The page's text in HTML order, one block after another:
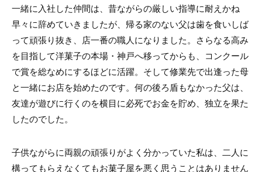
一緒に入社した仲間は、昔ながらの厳しい指導に耐えかね
早々に辞めていきましたが、帰る家のない父は歯を食いしば
って頑張り抜き、店一番の職人になりました。さらなる高み
を目指して洋菓子の本場・神戸へ移ってからも、コンクール
で賞を総なめにするほどに活躍。そして修業先で出逢った母
と一緒にお店を始めたのです。何の後ろ盾もなかった父は、
友達が遊びに行くのを横目に必死でお金を貯め、独立を果た
したのでした。
子供ながらに両親の頑張りがよく分かっていた私は、二人に
構ってもらえなくてもお菓子屋を悪く思うことはありません